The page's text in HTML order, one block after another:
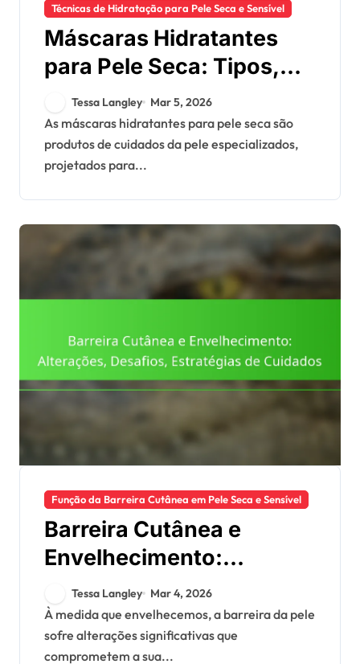
Técnicas de Hidratação para Pele Seca e Sensível
Máscaras Hidratantes
para Pele Seca: Tipos,
Eficácia, Aplicação
Tessa Langley Mar 5, 2026
As máscaras hidratantes para pele seca são
produtos de cuidados da pele especializados,
projetados para...
Função da Barreira Cutânea em Pele Seca e Sensível
Barreira Cutânea e
Envelhecimento:
Alterações, Desafios,
Estratégias de Cuidados
Tessa Langley Mar 4, 2026
À medida que envelhecemos, a barreira da pele
sofre alterações significativas que
comprometem a sua...